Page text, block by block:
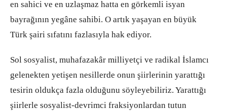
en sahici ve en uzlaşmaz hatta en görkemli isyan
bayrağının yegâne sahibi. O artık yaşayan en büyük
Türk şairi sıfatını fazlasıyla hak ediyor.
Sol sosyalist, muhafazakâr milliyetçi ve radikal İslamcı
gelenekten yetişen nesillerde onun şiirlerinin yarattığı
tesirin oldukça fazla olduğunu söyleyebiliriz. Yarattığı
şiirlerle sosyalist-devrimci fraksiyonlardan tutun